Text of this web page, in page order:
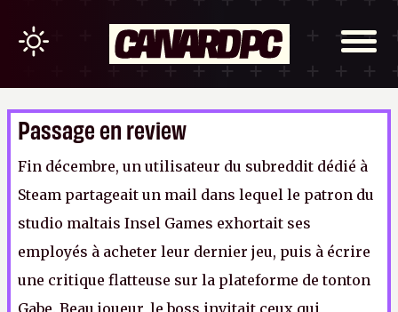
Passage en review
Fin décembre, un utilisateur du subreddit dédié à
Steam partageait un mail dans lequel le patron du
studio maltais Insel Games exhortait ses
employés à acheter leur dernier jeu, puis à écrire
une critique flatteuse sur la plateforme de tonton
Gabe. Beau joueur, le boss invitait ceux qui